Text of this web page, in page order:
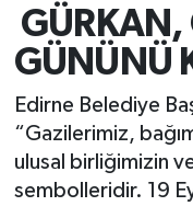
GÜRKAN,
GÜNÜNÜ
Edirne Belediye
“Gazilerimiz,
ulusal birliğimizin
sembolleridir. 19
SİYASET
SAĞLIK
Tüm Manşetler
Son Dakika
Haber Arşivi